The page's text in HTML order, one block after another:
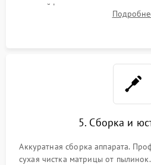
шлейфов, дисплея, механизма
автофокуса. Восстановление
5. Сборка и
Аккуратная сборка аппарата.
сухая чистка матрицы от